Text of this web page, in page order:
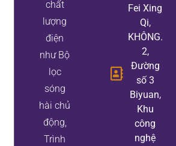
chất
lượng
điện
như Bộ
lọc
sóng
hài chủ
động,
Trình
Fei Xing
Qi,
KHÔNG.
2,
Đường
số 3
Biyuan,
Khu
công
nghệ